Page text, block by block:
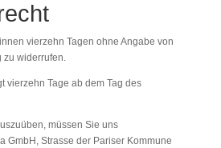
vierzehn Tagen ohne Angabe von
zu widerrufen.
vierzehn Tage ab dem Tag des
müssen Sie uns
GmbH, Strasse der Pariser Kommune